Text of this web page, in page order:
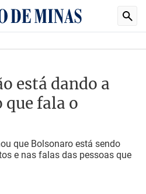
está dando a
fala o
que Bolsonaro está sendo
e nas falas das pessoas que